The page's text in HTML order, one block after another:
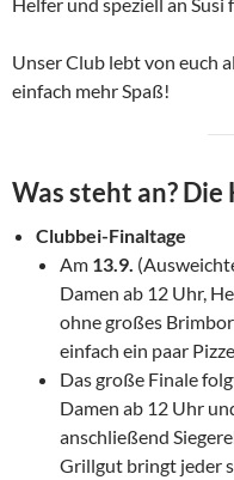
Unser Club lebt von euch
einfach mehr Spaß!
Was steht an?
Clubbei-Finaltage
Am 13.9.
Damen ab 12 Uhr,
ohne großes
einfach ein paar
Das große Finale
Damen ab 12 Uhr
anschließend
Grillgut bringt jeder